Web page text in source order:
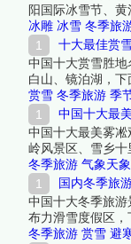
阳国际冰雪节、
冰雕 冰雪 冬季旅
十大最佳赏
中国十大赏雪胜地
白山、镜泊湖，下
赏雪 冬季旅游 季
中国十大最
中国十大最美雾
岭风景区、雪乡十
冬季旅游 气象天象
国内冬季旅
中国十大冬季旅
布力滑雪度假区，
冬季旅游 赏雪 避